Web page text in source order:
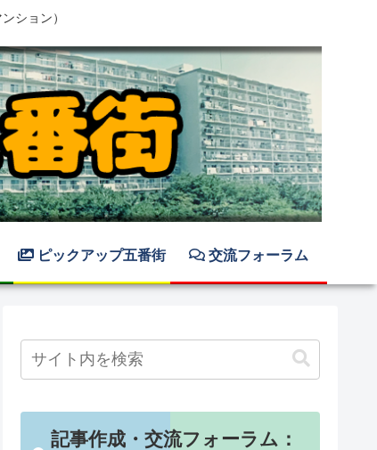
ション）
ピックアップ五番街 交流フォーラム
記事作成・交流フォーラム：